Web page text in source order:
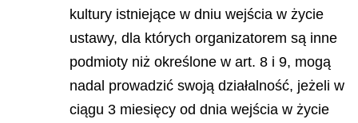
kultury istniejące w dniu wejścia w życie
ustawy, dla których organizatorem są inne
podmioty niż określone w art. 8 i 9, mogą
nadal prowadzić swoją działalność, jeżeli w
ciągu 3 miesięcy od dnia wejścia w życie